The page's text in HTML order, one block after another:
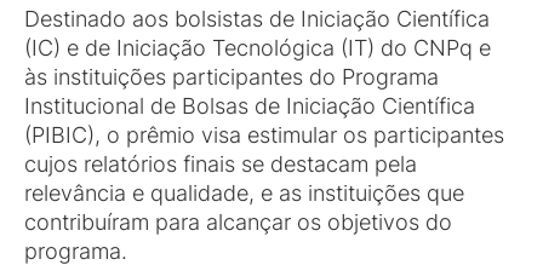
Destinado aos bolsistas de Iniciação Científica
(IC) e de Iniciação Tecnológica (IT) do CNPq e
às instituições participantes do Programa
Institucional de Bolsas de Iniciação Científica
(PIBIC), o prêmio visa estimular os participantes
cujos relatórios finais se destacam pela
relevância e qualidade, e as instituições que
contribuíram para alcançar os objetivos do
programa.